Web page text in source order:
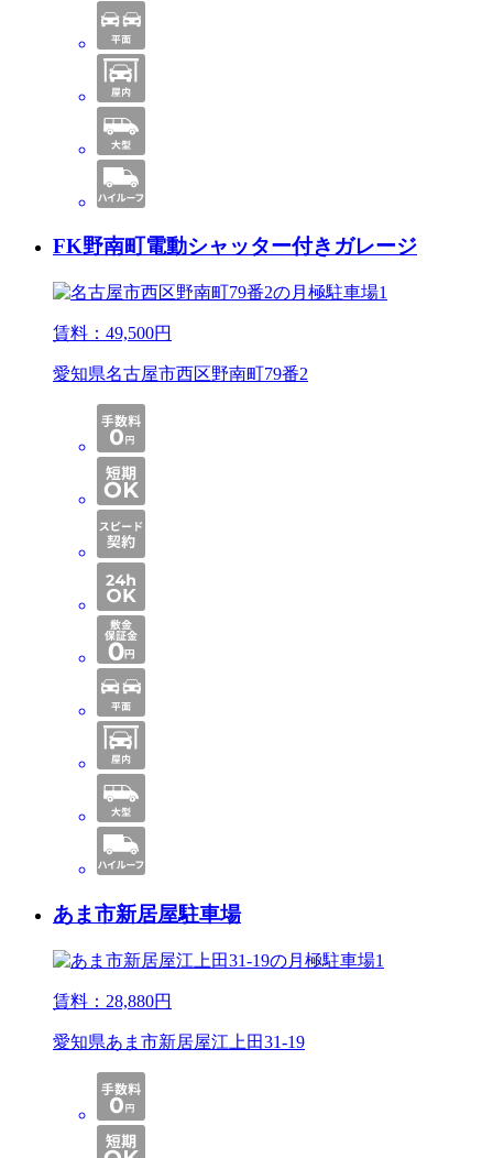
FK野南町電動シャッター付きガレージ
賃料： 49,500円
愛知県名古屋市西区野南町79番2
あま市新居屋駐車場
賃料： 28,880円
愛知県あま市新居屋江上田31-19